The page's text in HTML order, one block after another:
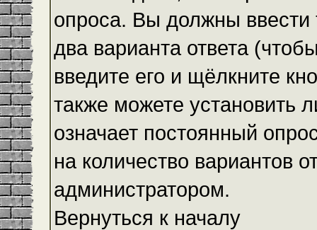
опроса. Вы должны
два варианта ответа
введите его и щёлкните
также можете установить
означает постоянный
на количество вариантов
администратором.
Вернуться к началу